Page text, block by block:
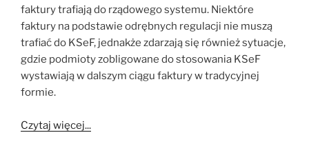
faktury trafiają do rządowego systemu. Niektóre
faktury na podstawie odrębnych regulacji nie muszą
trafiać do KSeF, jednakże zdarzają się również sytuacje,
gdzie podmioty zobligowane do stosowania KSeF
wystawiają w dalszym ciągu faktury w tradycyjnej
formie.
Czytaj więcej...